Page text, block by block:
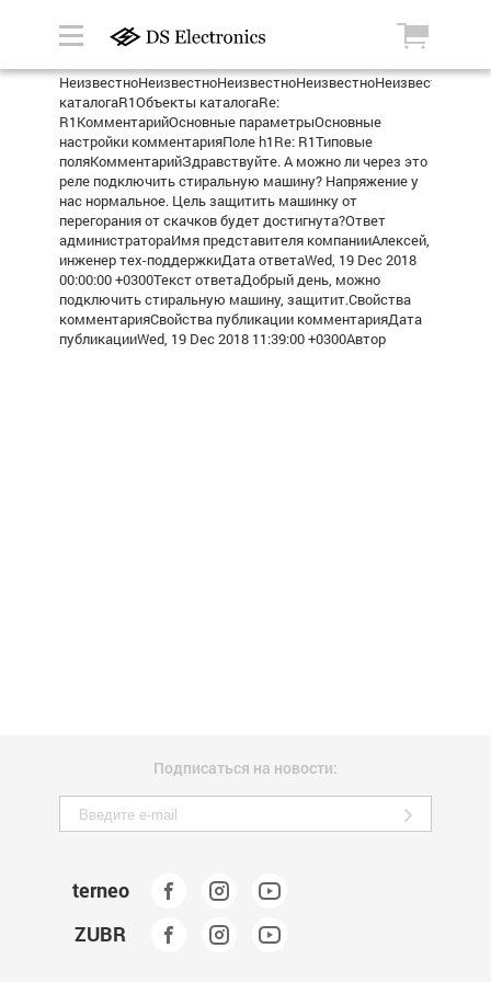
каталогаR1Объекты каталогаRe:
R1КомментарийОсновные параметрыОсновные
настройки комментарияПоле h1Re: R1Типовые
поляКомментарийЗдравствуйте. А можно ли через это
реле подключить стиральную машину? Напряжение у
нас нормальное. Цель защитить машинку от
перегорания от скачков будет достигнута?Ответ
администратораИмя представителя компанииАлексей,
инженер тех-поддержкиДата ответаWed, 19 Dec 2018
00:00:00 +0300Текст ответаДобрый день, можно
подключить стиральную машину, защитит.Свойства
комментарияСвойства публикации комментарияДата
публикацииWed, 19 Dec 2018 11:39:00 +0300Автор
Подписаться на новости:
terneo
ZUBR